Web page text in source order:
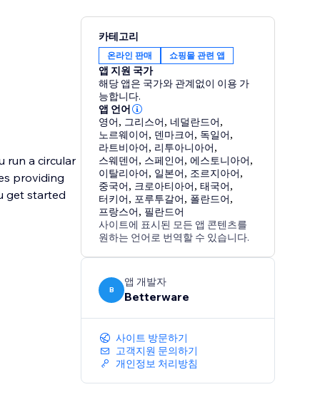
run a circular
providing
get started
카테고리
온라인 판매 쇼핑몰 관련 앱
앱 지원 국가
해당 앱은 국가와 관계없이 이용 가
능합니다.
앱 언어
영어, 그리스어, 네덜란드어,
노르웨이어, 덴마크어, 독일어,
라트비아어, 리투아니아어,
스웨덴어, 스페인어,에스토니아어,
이탈리아어, 일본어, 조르지아어,
중국어, 크로아티아어,태국어,
터키어, 포루투갈어, 폴란드어,
프랑스어, 필란드어
사이트에 표시된 모든 앱 콘텐츠를
원하는 언어로 번역할 수 있습니다.
B
앱 개발자
Betterware
사이트 방문하기
고객지원 문의하기
개인정보 처리방침